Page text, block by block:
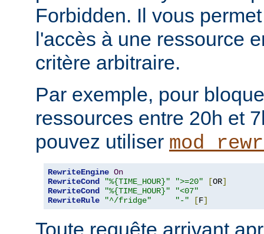
Forbidden. Il vous
l'accès à une ressource
critère arbitraire.
Par exemple, pour
ressources entre 20h et
pouvez utiliser
RewriteEngine On
RewriteCond
"%{TIME_HOUR}" ">=20" [OR]
RewriteCond
"%{TIME_HOUR}"
"<07"
RewriteRule
"^/fridge" "-" [F]
Toute requête arrivant